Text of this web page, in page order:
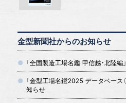
金型新聞社からのお知らせ
「全国製造工場名鑑 甲信越・北陸編
「金型工場名鑑2025 データベース
知らせ